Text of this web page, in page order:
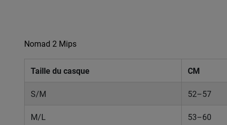
Nomad 2 Mips
Taille du casque CM
S/M 52–57
M/L 53–60